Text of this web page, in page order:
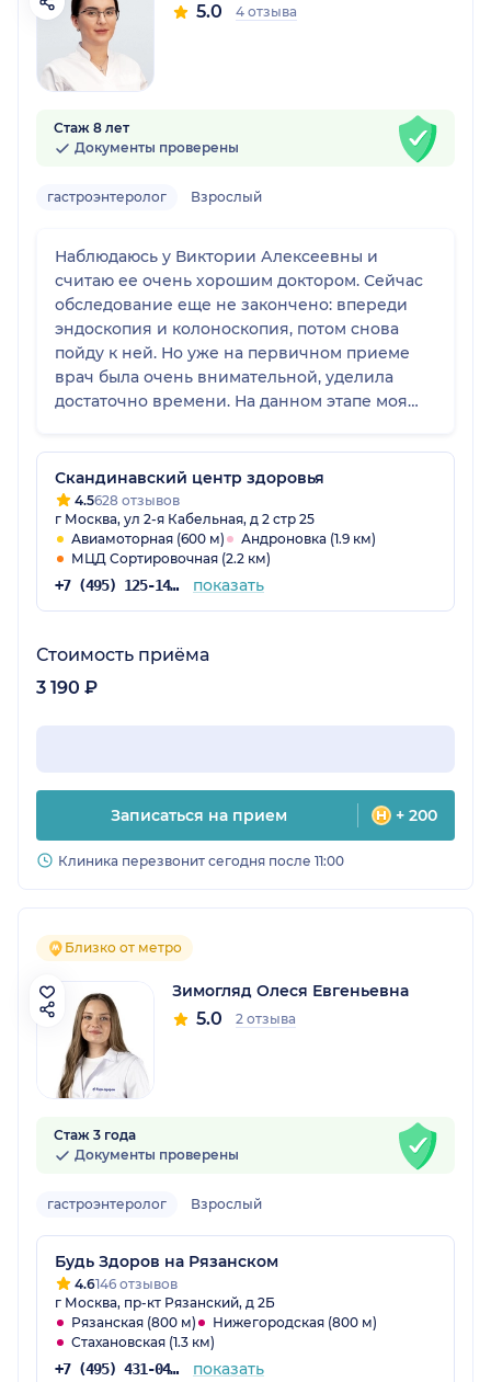
5.0 4 отзыва
Стаж 8 лет
Документы проверены
гастроэнтеролог Взрослый
Наблюдаюсь у Виктории Алексеевны и
считаю ее очень хорошим доктором. Сейчас
обследование еще не закончено: впереди
эндоскопия и колоноскопия, потом снова
пойду к ней. Но уже на первичном приеме
врач была очень внимательной, уделила
достаточно времени. На данном этапе моя
Скандинавский центр здоровья
4.5628 отзывов
г Москва, ул 2-я Кабельная, д 2 стр 25
Авиамоторная (600 м)
Андроновка (1.9 км)
МЦД Сортировочная (2.2 км)
+7 (495) 125-14-51 показать
Стоимость приёма
3 190 ₽
Записаться на прием + 200
Клиника перезвонит сегодня после 11:00
Близко от метро
Зимогляд Олеся Евгеньевна
5.0 2 отзыва
Стаж 3 года
Документы проверены
гастроэнтеролог Взрослый
Будь Здоров на Рязанском
4.6146 отзывов
г Москва, пр-кт Рязанский, д 2Б
Рязанская (800 м)
Нижегородская (800 м)
Стахановская (1.3 км)
+7 (495) 431-04-73 показать